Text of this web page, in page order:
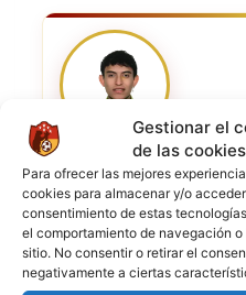
Gestionar el
de las cookies
Para ofrecer las mejores
cookies para almacenar y/o
consentimiento de estas
el comportamiento de navegación
sitio. No consentir o retirar el
negativamente a ciertas
NOMBRE COMPLETO
POSICIÓN